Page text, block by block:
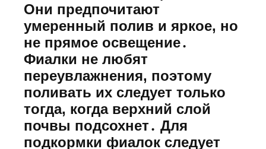
Они предпочитают
умеренный полив и яркое, но
не прямое освещение․
Фиалки не любят
переувлажнения, поэтому
поливать их следует только
тогда, когда верхний слой
почвы подсохнет․ Для
подкормки фиалок следует